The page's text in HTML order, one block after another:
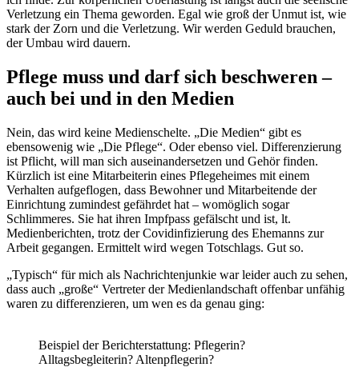
Verletzung ein Thema geworden. Egal wie groß der Unmut ist, wie
stark der Zorn und die Verletzung. Wir werden Geduld brauchen,
der Umbau wird dauern.
Pflege muss und darf sich beschweren –
auch bei und in den Medien
Nein, das wird keine Medienschelte. „Die Medien“ gibt es
ebensowenig wie „Die Pflege“. Oder ebenso viel. Differenzierung
ist Pflicht, will man sich auseinandersetzen und Gehör finden.
Kürzlich ist eine Mitarbeiterin eines Pflegeheimes mit einem
Verhalten aufgeflogen, dass Bewohner und Mitarbeitende der
Einrichtung zumindest gefährdet hat – womöglich sogar
Schlimmeres. Sie hat ihren Impfpass gefälscht und ist, lt.
Medienberichten, trotz der Covidinfizierung des Ehemanns zur
Arbeit gegangen. Ermittelt wird wegen Totschlags. Gut so.
„Typisch“ für mich als Nachrichtenjunkie war leider auch zu sehen,
dass auch „große“ Vertreter der Medienlandschaft offenbar unfähig
waren zu differenzieren, um wen es da genau ging:
Beispiel der Berichterstattung: Pflegerin?
Alltagsbegleiterin? Altenpflegerin?